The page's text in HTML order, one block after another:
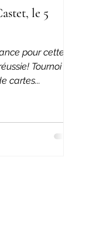
le 5
pour cette
Tournoi de
cartes...